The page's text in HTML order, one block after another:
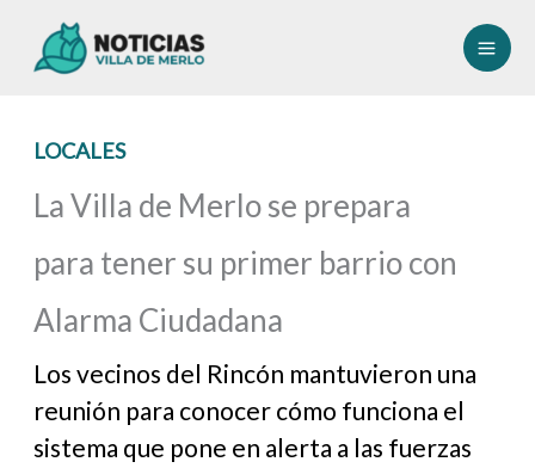
LOCALES
La Villa de Merlo se prepara
para tener su primer barrio con
Alarma Ciudadana
Los vecinos del Rincón mantuvieron una
reunión para conocer cómo funciona el
sistema que pone en alerta a las fuerzas